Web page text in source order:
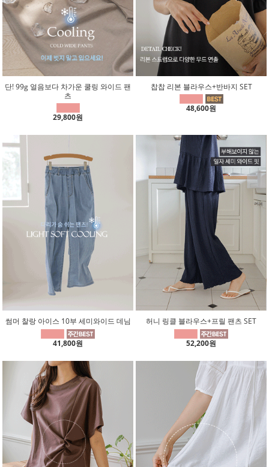
단! 99g 얼음보다 차가운 쿨링 와이드 팬
츠
29,800원
찹찹 리본 블라우스+반바지 SET
48,600원
썸머 찰랑 아이스 10부 세미와이드 데님
41,800원
허니 링클 블라우스+프릴 팬츠 SET
52,200원